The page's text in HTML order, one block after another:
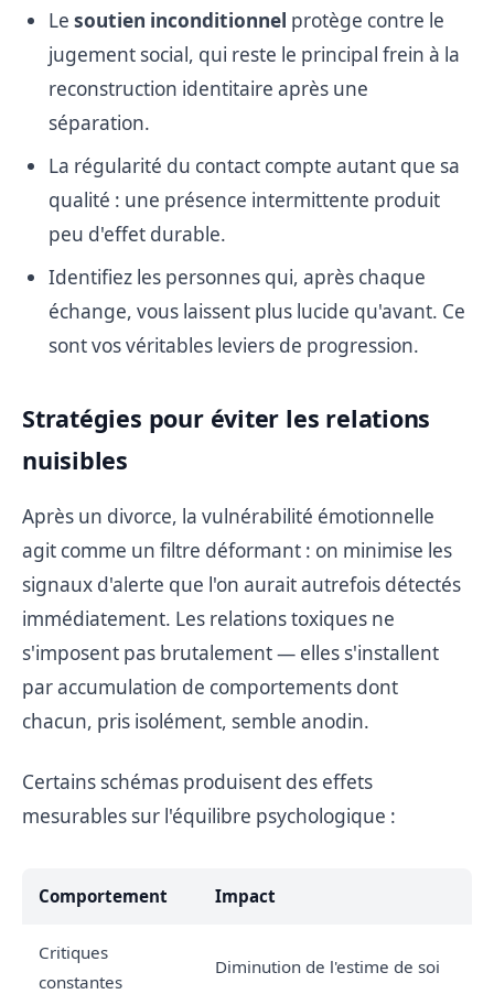
Le soutien inconditionnel protège contre le
jugement social, qui reste le principal frein à la
reconstruction identitaire après une
séparation.
La régularité du contact compte autant que sa
qualité : une présence intermittente produit
peu d'effet durable.
Identifiez les personnes qui, après chaque
échange, vous laissent plus lucide qu'avant. Ce
sont vos véritables leviers de progression.
Stratégies pour éviter les relations
nuisibles
Après un divorce, la vulnérabilité émotionnelle
agit comme un filtre déformant : on minimise les
signaux d'alerte que l'on aurait autrefois détectés
immédiatement. Les relations toxiques ne
s'imposent pas brutalement — elles s'installent
par accumulation de comportements dont
chacun, pris isolément, semble anodin.
Certains schémas produisent des effets
mesurables sur l'équilibre psychologique :
Comportement Impact
Critiques
constantes
Diminution de l'estime de soi